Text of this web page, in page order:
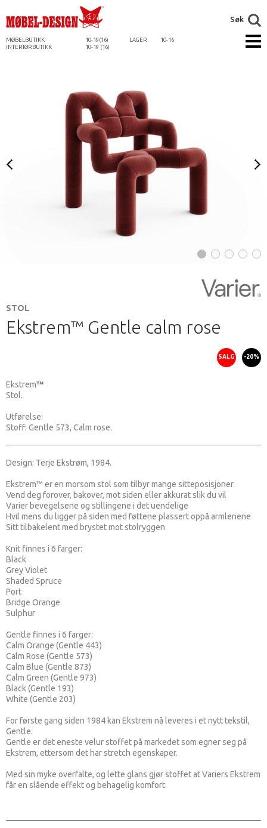
MØBELBUTIKK 10-19(16) LAGER
10-16
INTERIØRBUTIKK
10-19 (16)
Søk
STOL
Ekstrem™ Gentle calm rose
SALG -20%
Ekstrem™
Stol.
Utførelse:
Stoff: Gentle 573, Calm rose.
Design: Terje Ekstrøm, 1984.
Ekstrem™ er en morsom stol som tilbyr mange sitteposisjoner.
Vend deg forover, bakover, mot siden eller akkurat slik du vil
Varier bevegelsene og stillingene i det uendelige
Hvil mens du ligger på siden med føttene plassert oppå armlenene
Sitt tilbakelent med brystet mot stolryggen
Knit finnes i 6 farger:
Black
Grey Violet
Shaded Spruce
Port
Bridge Orange
Sulphur
Gentle finnes i 6 farger:
Calm Orange (Gentle 443)
Calm Rose (Gentle 573)
Calm Blue (Gentle 873)
Calm Green (Gentle 973)
Black (Gentle 193)
White (Gentle 203)
For første gang siden 1984 kan Ekstrem nå leveres i et nytt tekstil,
Gentle.
Gentle er det eneste velur stoffet på markedet som egner seg på
Ekstrem, ettersom det har stretch egenskaper.
Med sin myke overfalte, og lette glans gjør stoffet at Variers Ekstrem
får en slående effekt og behagelig komfort.